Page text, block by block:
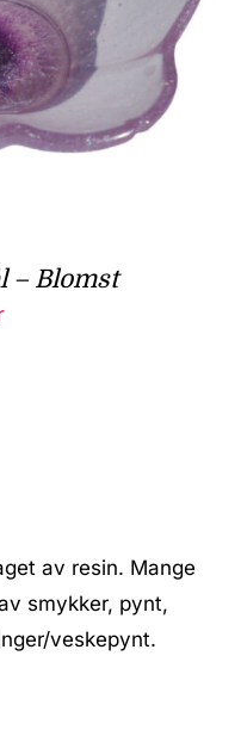
– Blomst
av resin. Mange
smykker, pynt,
veskepynt.